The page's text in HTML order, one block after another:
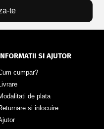
te
SI AJUTOR
cumpar?
de plata
si inlocuire